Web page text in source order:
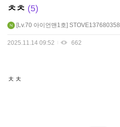
자
게
ㅊㅊ 5
Lv.70 아이언맨1호 STOVE137680358
2025.11.14 09:52 662
ㅊㅊ